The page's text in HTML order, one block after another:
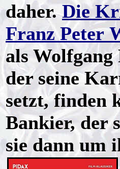
daher.Die
Franz Peter
als
der seine
setzt, finden
Bankier, der
sie dann um